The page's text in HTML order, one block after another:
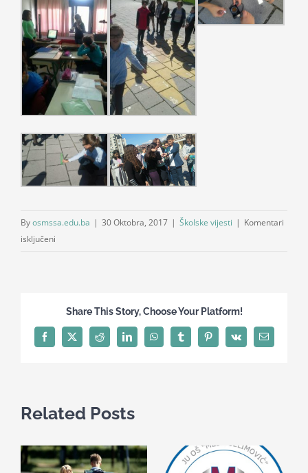
Byosmssa.edu.ba | 30 Oktobra, 2017 | Školske vijesti | Komentari
isključeni
nastava
Share This Story, Choose Your Platform!
Facebook
X Reddit LinkedInWhatsAppTumblrPinterest
Vk Email
Related Posts